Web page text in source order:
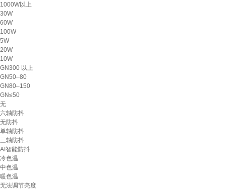
1000W以上
30W
60W
100W
5W
20W
10W
GN300 以上
GN50–80
GN80–150
GN≤50
无
六轴防抖
无防抖
单轴防抖
三轴防抖
AI智能防抖
冷色温
中色温
暖色温
无法调节亮度